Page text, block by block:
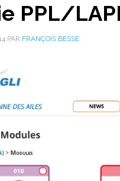
PPL/
PAR FRANÇOIS BESSE